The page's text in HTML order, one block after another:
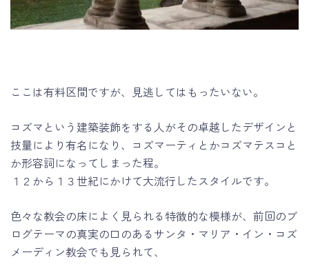
ここは有料区間ですが、見逃してはもったいない。
コズマという建築装飾をする人がその卓越したデザインと
技量により有名になり、コズマーティとかコズマテスコと
か形容詞になってしまった程。
１２から１３世紀にかけて大流行したスタイルです。
色々な教会の床によく見られる特徴的な模様が、前回のブ
ログテーマの真実の口のあるサンタ・マリア・イン・コズ
メーディン教会でも見られて、